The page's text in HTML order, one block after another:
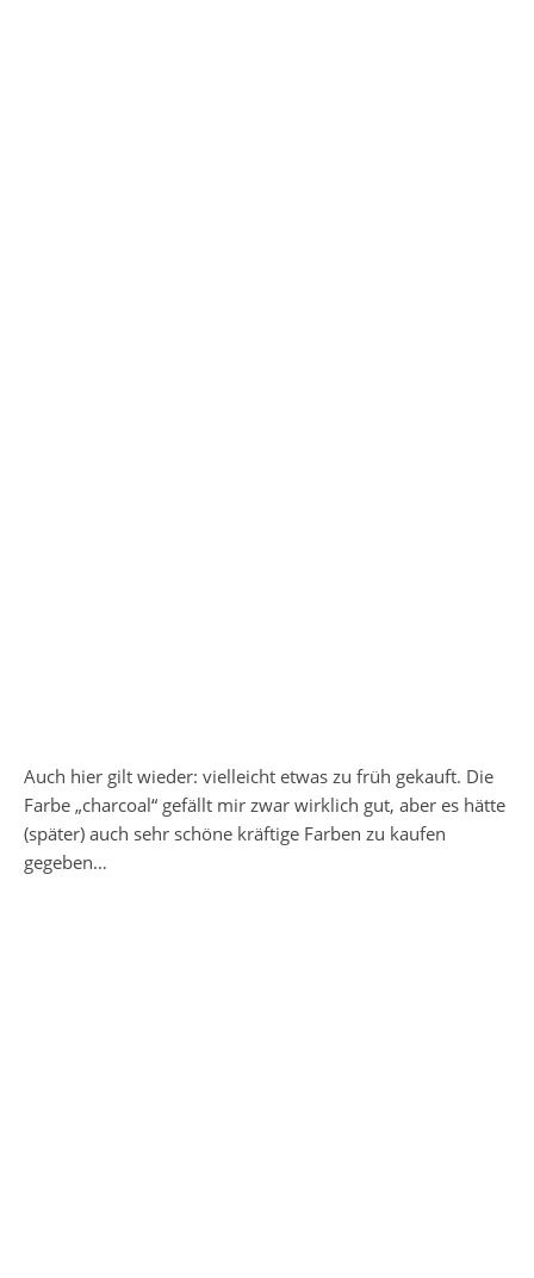
Auch hier gilt wieder: vielleicht etwas zu früh gekauft. Die
Farbe „charcoal“ gefällt mir zwar wirklich gut, aber es hätte
(später) auch sehr schöne kräftige Farben zu kaufen
gegeben…